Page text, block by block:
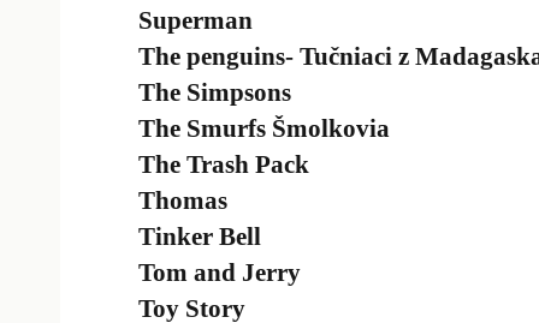
Superman
The penguins- Tučniaci z
The Simpsons
The Smurfs Šmolkovia
The Trash Pack
Thomas
Tinker Bell
Tom and Jerry
Toy Story